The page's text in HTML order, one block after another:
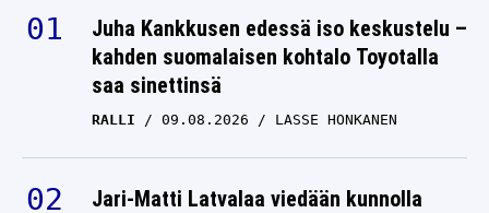
Juha Kankkusen edessä iso keskustelu –
kahden suomalaisen kohtalo Toyotalla
saa sinettinsä
RALLI 09.08.2026 LASSE HONKANEN
Jari-Matti Latvalaa viedään kunnolla